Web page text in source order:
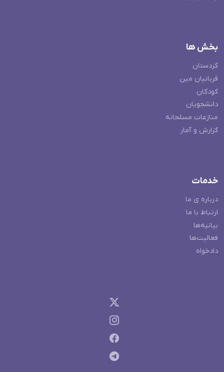
بخش ها
کردستان
قربانیان مین
کودکان
دانشجویان
منازعات مسلحانه
گزارش و آمار
خدمات
درباره ی ما
ارتباط با ما
بیانیه‌ها
فعالیت‌ها
دادخواه